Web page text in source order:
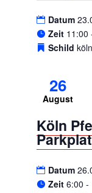
Datum
Zeit 11:00
Schild köln
26
August
Köln
Datum
Zeit 6:00 -